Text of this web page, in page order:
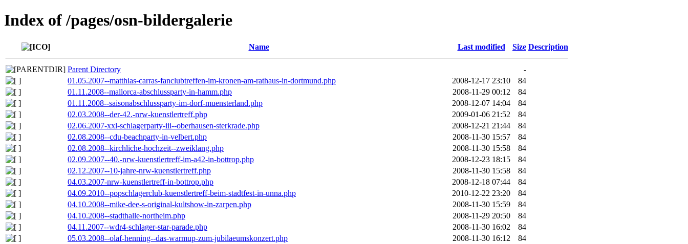
Index of /pages/osn-bildergalerie
Name Last modified Size Description
Parent Directory
-
01.05.2007--matthias-carras-fanclubtreffen-im-kronen-am-rathaus-in-dortmund.php
2008-12-17 23:10
84
01.11.2008--mallorca-abschlussparty-in-hamm.php
2008-11-29 00:12
84
01.11.2008--saisonabschlussparty-im-dorf-muensterland.php
2008-12-07 14:04
84
02.03.2008--der-42.-nrw-kuenstlertreff.php
2009-01-06 21:52
84
02.06.2007-xxl-schlagerparty-iii--oberhausen-sterkrade.php
2008-12-21 21:44
84
02.08.2008--cdu-beachparty-in-velbert.php
2008-11-30 15:57
84
02.08.2008--kirchliche-hochzeit--zweiklang.php
2008-11-30 15:58
84
02.09.2007--40.-nrw-kuenstlertreff-im-a42-in-bottrop.php
2008-12-23 18:15
84
02.12.2007--10-jahre-nrw-kuenstlertreff.php
2008-11-30 15:58
84
04.03.2007-nrw-kuenstlertreff-in-bottrop.php
2008-12-18 07:44
84
04.09.2010--popschlagerclub-kuenstlertreff-beim-stadtfest-in-unna.php
2010-12-22 23:20
84
04.10.2008--mike-dee-s-original-kultshow-in-zarpen.php
2008-11-30 15:59
84
04.10.2008--stadthalle-northeim.php
2008-11-29 20:50
84
04.11.2007--wdr4-schlager-star-parade.php
2008-11-30 16:02
84
05.03.2008--olaf-henning--das-warmup-zum-jubilaeumskonzert.php
2008-11-30 16:12
84